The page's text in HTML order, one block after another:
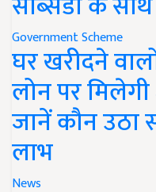
Government Scheme
घर खरीदने
लोन पर
जानें कौन उठा
लाभ
News